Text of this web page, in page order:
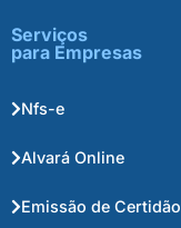
Serviços
para Empresas
Nfs-e
Alvará Online
Emissão de Certidão